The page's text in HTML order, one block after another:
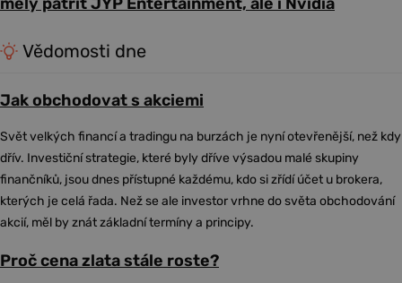
Vědomosti dne
Jak obchodovat s akciemi
Svět velkých financí a tradingu na burzách je nyní otevřenější, než kdy
dřív. Investiční strategie, které byly dříve výsadou malé skupiny
finančníků, jsou dnes přístupné každému, kdo si zřídí účet u brokera,
kterých je celá řada. Než se ale investor vrhne do světa obchodování
akcií, měl by znát základní termíny a principy.
Proč cena zlata stále roste?